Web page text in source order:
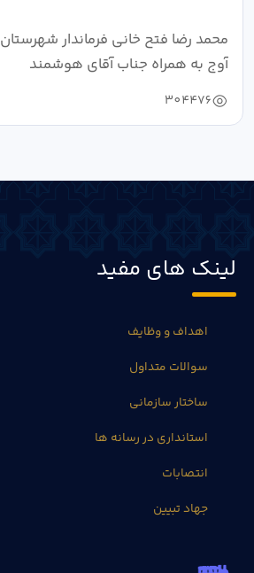
محمد رضا فتح خانی فرماندار شهرستان
آوج به همراه جناب آقای هوشمند
مدیرکل فرهنگ...
304476
لینک های مفید
اهداف و وظایف
سوالات متداول
ساختار سازمانی
استانداری در رسانه ها
انتصابات
جهاد تبیین